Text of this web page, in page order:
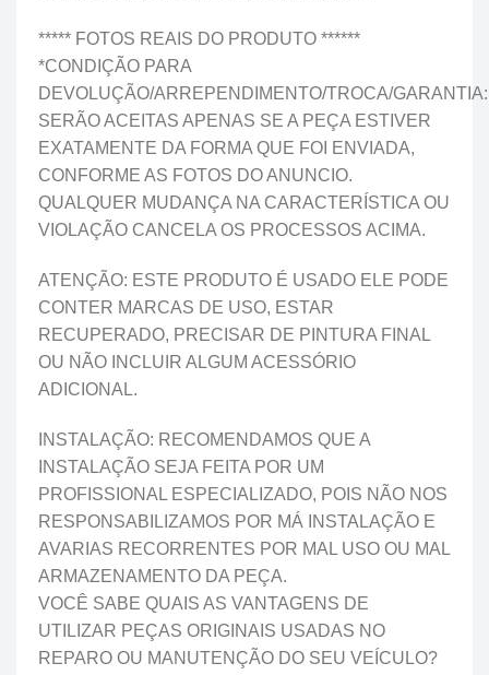
***** FOTOS REAIS DO PRODUTO ******
*CONDIÇÃO PARA
DEVOLUÇÃO/ARREPENDIMENTO/TROCA/GARANTIA:
SERÃO ACEITAS APENAS SE A PEÇA ESTIVER
EXATAMENTE DA FORMA QUE FOI ENVIADA,
CONFORME AS FOTOS DO ANUNCIO.
QUALQUER MUDANÇA NA CARACTERÍSTICA OU
VIOLAÇÃO CANCELA OS PROCESSOS ACIMA.
ATENÇÃO: ESTE PRODUTO É USADO ELE PODE
CONTER MARCAS DE USO, ESTAR
RECUPERADO, PRECISAR DE PINTURA FINAL
OU NÃO INCLUIR ALGUM ACESSÓRIO
ADICIONAL.
INSTALAÇÃO: RECOMENDAMOS QUE A
INSTALAÇÃO SEJA FEITA POR UM
PROFISSIONAL ESPECIALIZADO, POIS NÃO NOS
RESPONSABILIZAMOS POR MÁ INSTALAÇÃO E
AVARIAS RECORRENTES POR MAL USO OU MAL
ARMAZENAMENTO DA PEÇA.
VOCÊ SABE QUAIS AS VANTAGENS DE
UTILIZAR PEÇAS ORIGINAIS USADAS NO
REPARO OU MANUTENÇÃO DO SEU VEÍCULO?